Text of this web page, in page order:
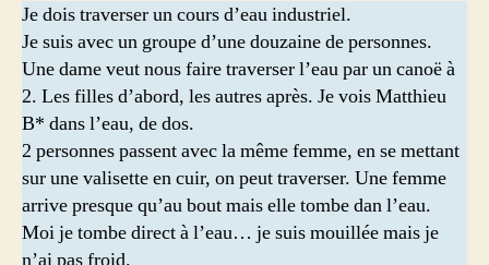
Je dois traverser un cours d’eau industriel.
Je suis avec un groupe d’une douzaine de personnes.
Une dame veut nous faire traverser l’eau par un canoë à
2. Les filles d’abord, les autres après. Je vois Matthieu
B* dans l’eau, de dos.
2 personnes passent avec la même femme, en se mettant
sur une valisette en cuir, on peut traverser. Une femme
arrive presque qu’au bout mais elle tombe dan l’eau.
Moi je tombe direct à l’eau… je suis mouillée mais je